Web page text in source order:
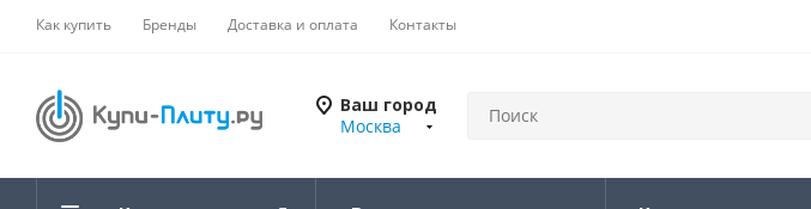
Как купить Бренды Доставка и оплата Контакты
Ваш город
Москва